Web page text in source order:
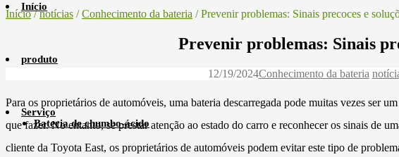
Início
produto
Bateria de chumbo-ácido
Serviço
Início/notícias /Conhecimento da bateria / Prevenir problemas: Sinais precoces e
Prevenir problemas: Sinais
12/19/2024Conhecimento da bateria
Para os proprietários de automóveis, uma bateria descarregada pode muitas vezes ser
que fazer. No entanto, se prestar atenção ao estado do carro e reconhecer os sinais de
cliente da Toyota East, os proprietários de automóveis podem evitar este tipo de